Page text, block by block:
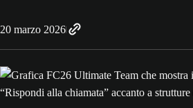
20 marzo 2026